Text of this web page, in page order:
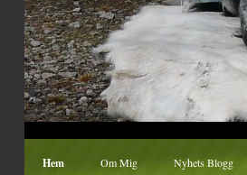
Hem Om Mig Nyhets Blogg